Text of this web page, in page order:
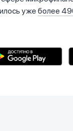
уже более